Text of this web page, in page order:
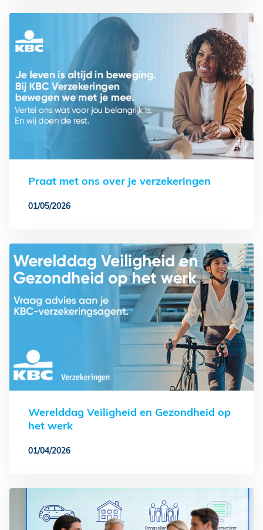
Praat met ons over je verzekeringen
01/05/2026
Werelddag Veiligheid en Gezondheid op
het werk
01/04/2026